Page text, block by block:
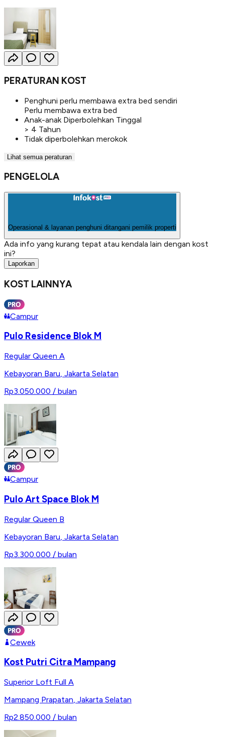
PERATURAN KOST
Penghuni perlu membawa extra bed sendiri
Perlu membawa extra bed
Anak-anak Diperbolehkan Tinggal
> 4 Tahun
Tidak diperbolehkan merokok
Lihat semua peraturan
PENGELOLA
Operasional & layanan penghuni ditangani pemilik properti
Ada info yang kurang tepat atau kendala lain dengan kost
ini?
Laporkan
KOST LAINNYA
Campur
Pulo Residence Blok M
Regular Queen A
Kebayoran Baru, Jakarta Selatan
Rp3.050.000 / bulan
Campur
Pulo Art Space Blok M
Regular Queen B
Kebayoran Baru Jakarta Selatan
Rp3.300.000 / bulan
Cewek
Kost Putri Citra Mampang
Superior Loft Full A
Mampang Prapatan, Jakarta Selatan
Rp2.850.000 / bulan